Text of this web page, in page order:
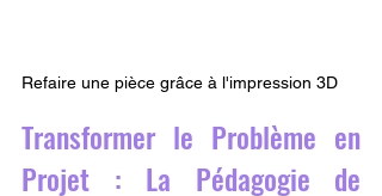
Refaire une pièce grâce à l'impression 3D
Transformer le Problème en